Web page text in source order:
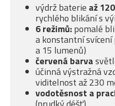
výdrž baterie až
rychlého blikání s
6 režimů:pomalé
a konstantní svícení
a 15 lumenů)
červená barva
účinná výstražná
viditelnost až 230
vodotěsnost a